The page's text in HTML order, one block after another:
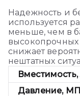
Надежность и
используется
меньше, чем в
снижает
нештатных
Вместимость,
Давление,